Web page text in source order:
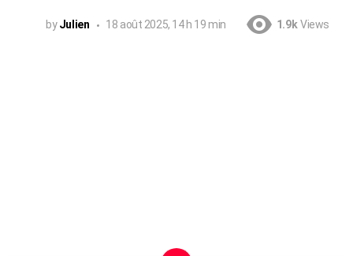
by Julien 18 août 2025, 14 h 19 min 1.9k Views